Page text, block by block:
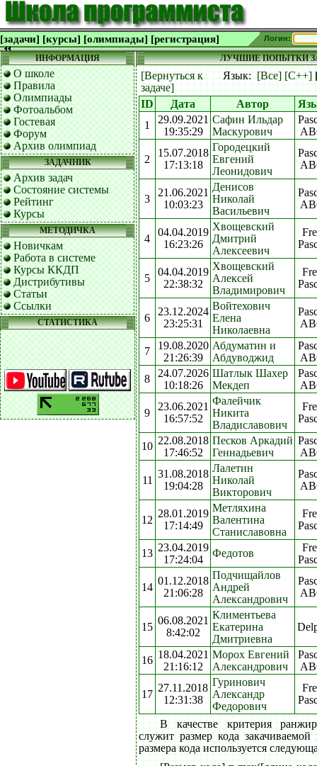
[задачи] [курсы] [олимпиады] [регистрация] Логин:
ИНФОРМАЦИЯ
О школе
Правила
Олимпиады
Фотоальбом
Гостевая
Форум
Архив олимпиад
ЗАДАЧНИК
Архив задач
Состояние системы
Рейтинг
Курсы
МЕТОДИЧКА
Новичкам
Работа в системе
Курсы ККДП
Дистрибутивы
Статьи
Ссылки
СТАТИСТИКА
ЛУЧШИЕ ПОПЫТКИ
[Вернуться к
задаче]
Язык:[Все] [C++]
ID Дата Автор
1
29.09.2021
19:35:29
Сафин Ильдар
Маскурович
2
15.07.2018
17:13:18
Городецкий
Евгений
Леонидович
3
21.06.2021
10:03:23
Денисов
Николай
Васильевич
4
04.04.2019
16:23:26
Хвощевский
Дмитрий
Алексеевич
5
04.04.2019
22:38:32
Хвощевский
Алексей
Владимирович
6
23.12.2024
23:25:31
Войтехович
Елена
Николаевна
7
19.08.2020
21:26:39
Абдуматин и
Абдуводжид
8
24.07.2026
10:18:26
Шатлык Шахер
Мекдеп
9
23.06.2021
16:57:52
Фалейчик
Никита
Владиславович
10 22.08.2018
17:46:52
Песков Аркадий
Геннадьевич
11
31.08.2018
19:04:28
Лалетин
Николай
Викторович
12
28.01.2019
17:14:49
Метляхина
Валентина
Станиславовна
13 23.04.2019
17:24:04
Федотов
14
01.12.2018
21:06:28
Подчищайлов
Андрей
Александрович
15
06.08.2021
8:42:02
Климентьева
Екатерина
Дмитриевна
16 18.04.2021
21:16:12
Морох Евгений
Александрович
17
27.11.2018
12:31:38
Гуринович
Александр
Федорович
В качестве критерия
служит размер кода
размера кода используется